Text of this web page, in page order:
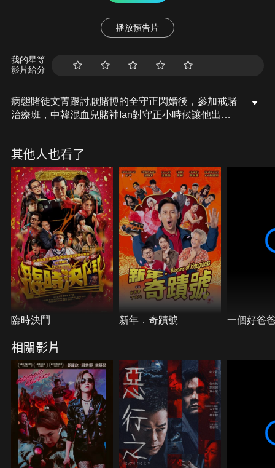
播放預告片
我的星等
影片給分
病態賭徒文菁跟討厭賭博的全守正閃婚後，參加戒賭
治療班，中韓混血兒賭神Ian對守正小時候讓他出醜
救二人，再次破戒，聯同守正與Ian展開終極一賭…
其他人也看了
臨時決鬥 新年．奇蹟號 一個好爸
相關影片